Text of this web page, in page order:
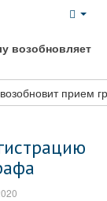
возобновляет
прием